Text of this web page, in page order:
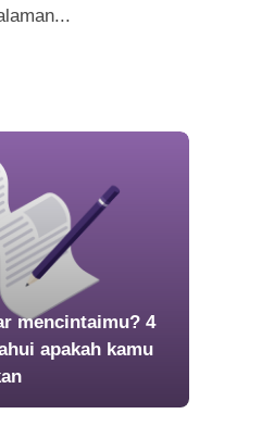
mencintaimu? 4
apakah kamu